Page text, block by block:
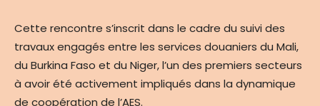
Cette rencontre s’inscrit dans le cadre du suivi des
travaux engagés entre les services douaniers du Mali,
du Burkina Faso et du Niger, l’un des premiers secteurs
à avoir été activement impliqués dans la dynamique
de coopération de l’AES.